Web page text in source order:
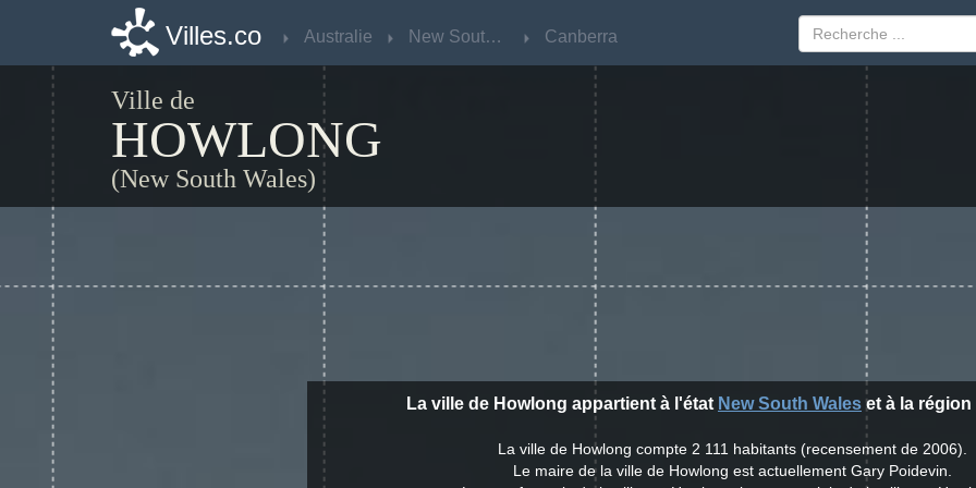
Villes.co Australie New South Wales Canberra
Ville de
HOWLONG
(New South Wales)
La ville de Howlong appartient à l'état New South Wales et à la région
La ville de Howlong compte 2 111 habitants (recensement de 2006).
Le maire de la ville de Howlong est actuellement Gary Poidevin.
Villes.co Australie New South Wales Canberra